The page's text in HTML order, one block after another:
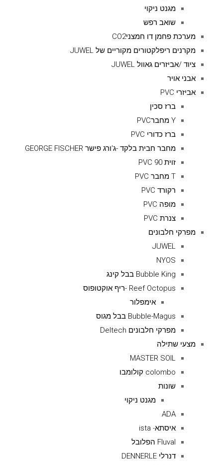
מגנט ניקוי
שואב רפש
מערכת פחמן דו חמצניCO2
מקרנים ריפלקטורים מקוריים של JUWEL
ציוד /אביזרים גאוול JUWEL
אבני אויר
אביזרי PVC
ברז סכין
Y מחברPVC
ברז כדורי PVC
מחבר חבית בלקד -ג'ורג פישר GEORGE FISCHER
זוית 90 PVC
T מחבר PVC
רקורד PVC
מופה PVC
צנרת PVC
מפרקי חלבונים
JUWEL
NYOS
Bubble King בבל קינג
Reef Octopus -ריף אוקטופוס
אימפלור
Bubble-Magus בבל מגוס
מפרקי חלבונים Deltech
מצעי שתילה
MASTER SOIL
colombo קולומבו
שונות
מגנט ניקוי
ADA
איסתא- ista
Fluval הפלובל
דנרלי DENNERLE